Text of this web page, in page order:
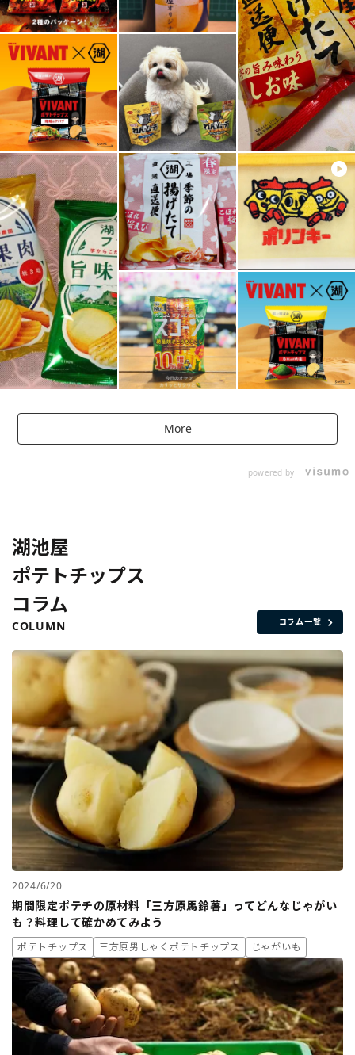
More
powered by
湖池屋
ポテトチップス
コラム
COLUMN コラム一覧
2024/6/20
期間限定ポテチの原材料「三方原馬鈴薯」ってどんなじゃがい
も？料理して確かめてみよう
ポテトチップス 三方原男しゃくポテトチップス じゃがいも